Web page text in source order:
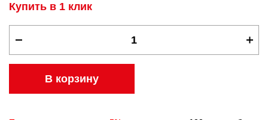
Купить в 1 клик
В корзину